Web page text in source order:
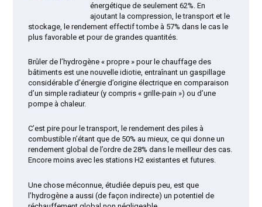
énergétique de seulement 62%. En
ajoutant la compression, le transport et le
stockage, le rendement effectif tombe à 57% dans le cas le
plus favorable et pour de grandes quantités.
Brûler de l’hydrogène « propre » pour le chauffage des
bâtiments est une nouvelle idiotie, entraînant un gaspillage
considérable d’énergie d’origine électrique en comparaison
d’un simple radiateur (y compris « grille-pain ») ou d’une
pompe à chaleur.
C’est pire pour le transport, le rendement des piles à
combustible n’étant que de 50% au mieux, ce qui donne un
rendement global de l’ordre de 28% dans le meilleur des cas.
Encore moins avec les stations H2 existantes et futures.
Une chose méconnue, étudiée depuis peu, est que
l’hydrogène a aussi (de façon indirecte) un potentiel de